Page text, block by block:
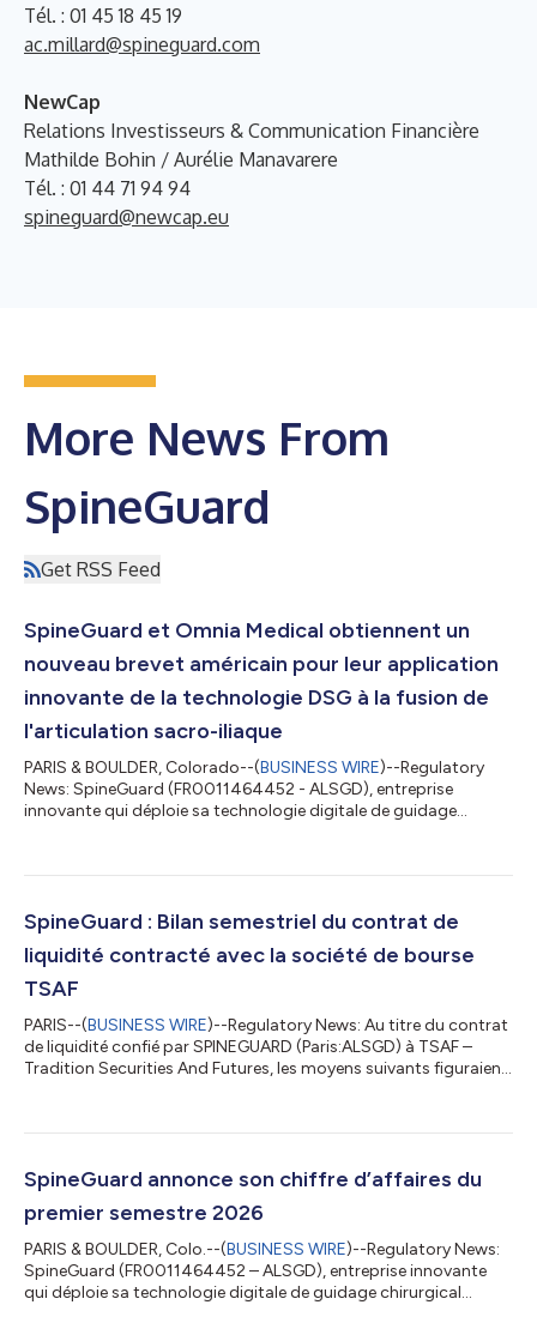
Tél. : 01 45 18 45 19
ac.millard@spineguard.com
NewCap
Relations Investisseurs & Communication Financière
Mathilde Bohin / Aurélie Manavarere
Tél. : 01 44 71 94 94
spineguard@newcap.eu
More News From
SpineGuard
Get RSS Feed
SpineGuard et Omnia Medical obtiennent un
nouveau brevet américain pour leur application
innovante de la technologie DSG à la fusion de
l'articulation sacro-iliaque
PARIS & BOULDER, Colorado--(BUSINESS WIRE)--Regulatory
News: SpineGuard (FR0011464452 - ALSGD), entreprise
innovante qui déploie sa technologie digitale de guidage
placement d’implants osseux, et Omnia Medical LLC, société
technologiques innovantes pour la chirurgie de la colonne
vertébrale et du bassin, annoncent auj...
SpineGuard : Bilan semestriel du contrat de
liquidité contracté avec la société de bourse
TSAF
PARIS--(BUSINESS WIRE)--Regulatory News: Au titre du contrat
de liquidité confié par SPINEGUARD (Paris:ALSGD) à TSAF –
Tradition Securities And Futures, les moyens suivants figuraient
au 30/06/2026 provient d'intérêts appliqués au compte de
liquidité au 31/12/2025, les moyens suivants figuraient au
compte...
SpineGuard annonce son chiffre d’affaires du
premier semestre 2026
PARIS & BOULDER, Colo.--(BUSINESS WIRE)--Regulatory News:
SpineGuard (FR0011464452 – ALSGD), entreprise innovante
qui déploie sa technologie digitale de guidage chirurgical